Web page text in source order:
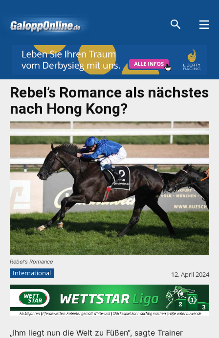
Rebel’s Romance als nächstes
nach Hong Kong?
Rebel's Romance
International 12. April 2024
„Ihm liegt nun die Welt zu Füßen“, sagte Trainer